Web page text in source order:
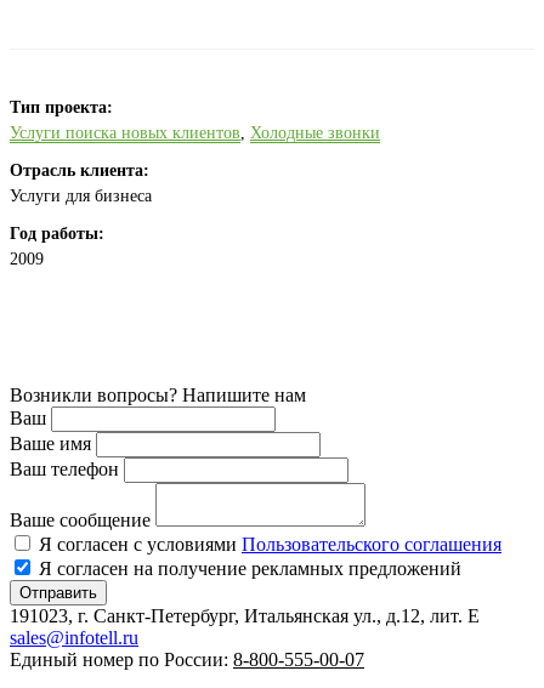
Тип проекта:
Услуги поиска новых клиентов
Холодные звонки
Отрасль клиента:
Услуги для бизнеса
Год работы:
2009
Возникли вопросы? Напишите нам
Ваш
Ваше имя
Ваш телефон
Ваше сообщение
Я согласен с условиями Пользовательского соглашения
Я согласен на получение рекламных предложений
Отправить
191023, г. Санкт-Петербург, Итальянская ул., д.12, лит. E
sales@infotell.ru
Единый номер по России: 8-800-555-00-07